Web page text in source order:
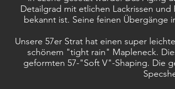
Detailgrad mit etlichen Lackrissen und
bekannt ist. Seine feinen Übergänge
Unsere 57er Strat hat einen super
schönem "tight rain" Mapleneck.
geformten 57-"Soft V"-Shaping. Die